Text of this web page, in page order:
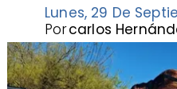
Lunes, 29 De
carlos
Por